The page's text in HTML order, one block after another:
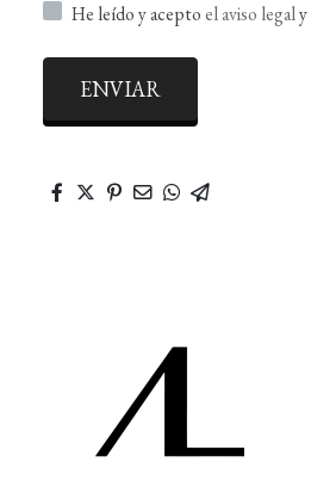
He leído y aceptoel aviso legaly
ENVIAR